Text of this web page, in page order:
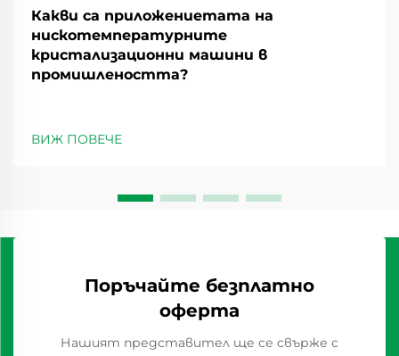
Какви са приложениетата на
нискотемпературните
кристализационни машини в
промишлеността?
ВИЖ ПОВЕЧЕ
Поръчайте безплатно
оферта
Нашият представител ще се свърже с